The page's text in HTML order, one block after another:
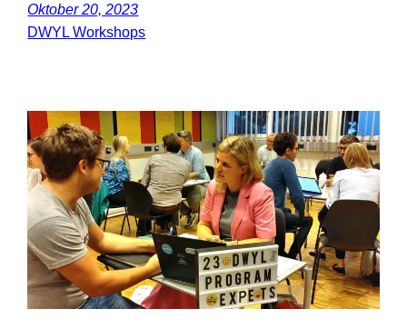
Oktober 20, 2023
DWYL Workshops